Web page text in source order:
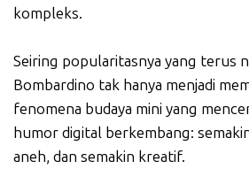
kompleks.
Seiring popularitasnya yang terus
Bombardino tak hanya menjadi
fenomena budaya mini yang
humor digital berkembang:
aneh, dan semakin kreatif.